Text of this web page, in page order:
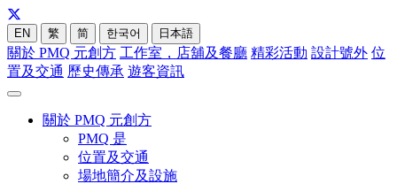
EN 繁 简 한국어 日本語
關於 PMQ 元創方 工作室，店舖及餐廳 精彩活動 設計號外 位
置及交通 歷史傳承 遊客資訊
關於 PMQ 元創方
PMQ 是
位置及交通
場地簡介及設施